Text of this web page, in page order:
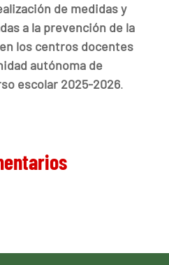
de medidas y
a la prevención de la
los centros docentes
autónoma de
escolar 2025-2026.